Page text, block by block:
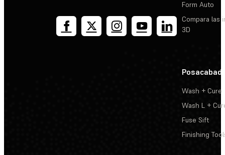
Form Auto
Compara las
3D
Wash + Cure
Wash L +
Fuse Sift
Finishing